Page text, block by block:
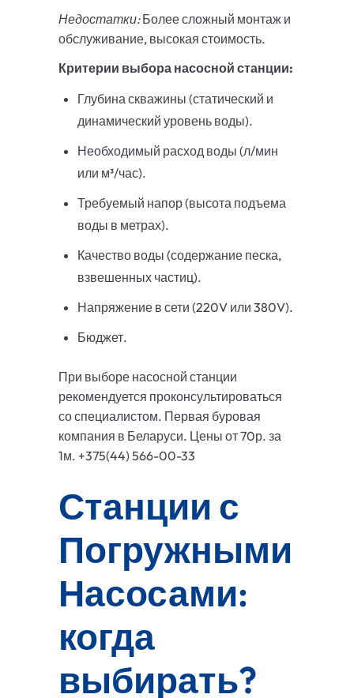
Недостатки:Более сложный монтаж и
обслуживание, высокая стоимость.
Критерии выбора насосной станции:
Глубина скважины (статический и
динамический уровень воды).
Необходимый расход воды (л/мин
или м³/час).
Требуемый напор (высота подъема
воды в метрах).
Качество воды (содержание песка,
взвешенных частиц).
Напряжение в сети (220V или 380V).
Бюджет.
При выборе насосной станции
рекомендуется проконсультироваться
со специалистом. Первая буровая
компания в Беларуси. Цены от 70р. за
1м. +375(44) 566-00-33
Станции с
Погружными
Насосами:
когда
выбирать?